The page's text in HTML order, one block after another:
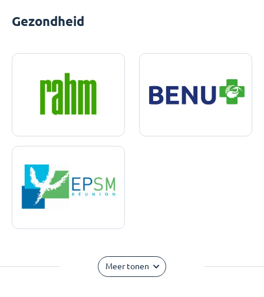
Gezondheid
Meer tonen